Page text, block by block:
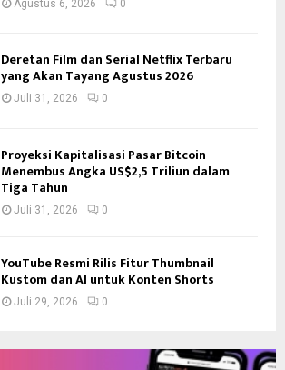
Agustus 6, 2026 0
Deretan Film dan Serial Netflix Terbaru
yang Akan Tayang Agustus 2026
Juli 31, 2026 0
Proyeksi Kapitalisasi Pasar Bitcoin
Menembus Angka US$2,5 Triliun dalam
Tiga Tahun
Juli 31, 2026 0
YouTube Resmi Rilis Fitur Thumbnail
Kustom dan AI untuk Konten Shorts
Juli 29, 2026 0